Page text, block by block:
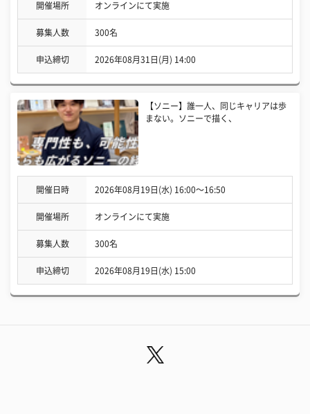
開催場所 オンラインにて実施
募集人数 300名
申込締切 2026年08月31日(月) 14:00
【ソニー】誰一人、同じキャリアは歩
まない。ソニーで描く、
開催日時 2026年08月19日(水) 16:00〜16:50
開催場所 オンラインにて実施
募集人数 300名
申込締切 2026年08月19日(水) 15:00